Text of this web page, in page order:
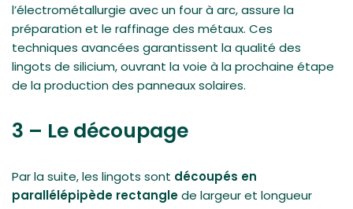
l’électrométallurgie avec un four à arc, assure la
préparation et le raffinage des métaux. Ces
techniques avancées garantissent la qualité des
lingots de silicium, ouvrant la voie à la prochaine étape
de la production des panneaux solaires.
3 – Le découpage
Par la suite, les lingots sont découpés en
parallélépipède rectanglede largeur et longueur